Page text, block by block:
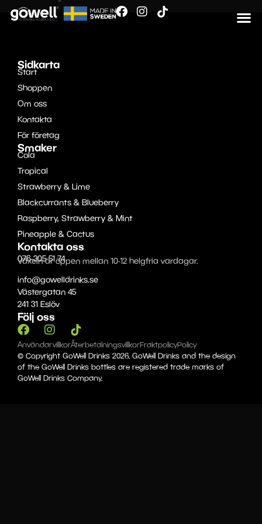
Sidkarta
Start
Shoppen
Om oss
Kontakta
För företag
Smaker
Cola
Tropical
Strawberry & Lime
Blackcurrants & Blueberry
Raspberry, Strawberry & Mint
Pineapple & Cactus
Kontakta oss
076-305 51 74
Växeln är öppen mellan 10-12 helgfria vardagar.
info@gowelldrinks.se
Västergatan 45
241 31 Eslöv
Följ oss
AnvändarvillkorÅterbetalningsvillkorFraktpolicyPolicy
© Copyright GoWell Drinks 2026. GoWell Drinks and the design
of the GoWell Drinks bottles are registered trade marks of
GoWell Drinks Company.